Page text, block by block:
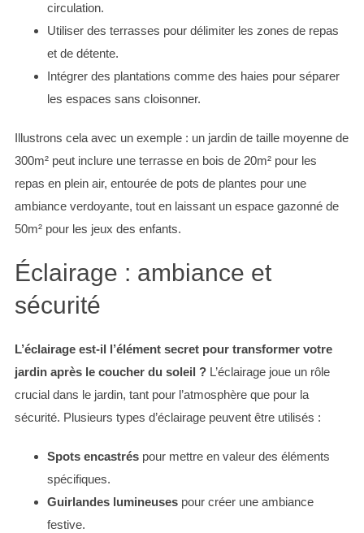
circulation.
Utiliser des terrasses pour délimiter les zones de repas
et de détente.
Intégrer des plantations comme des haies pour séparer
les espaces sans cloisonner.
Illustrons cela avec un exemple : un jardin de taille moyenne de
300m² peut inclure une terrasse en bois de 20m² pour les
repas en plein air, entourée de pots de plantes pour une
ambiance verdoyante, tout en laissant un espace gazonné de
50m² pour les jeux des enfants.
Éclairage : ambiance et
sécurité
L’éclairage est-il l’élément secret pour transformer votre
jardin après le coucher du soleil ?L’éclairage joue un rôle
crucial dans le jardin, tant pour l’atmosphère que pour la
sécurité. Plusieurs types d’éclairage peuvent être utilisés :
Spots encastréspour mettre en valeur des éléments
spécifiques.
Guirlandes lumineusespour créer une ambiance
festive.